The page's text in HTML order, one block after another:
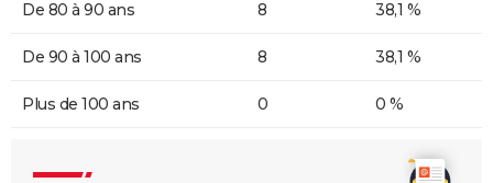
De 80 à 90 ans 8 38,1 %
De 90 à 100 ans 8 38,1 %
Plus de 100 ans 0 0 %